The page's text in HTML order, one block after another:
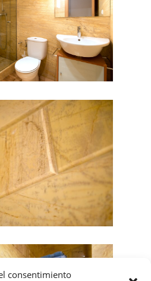
consentimiento